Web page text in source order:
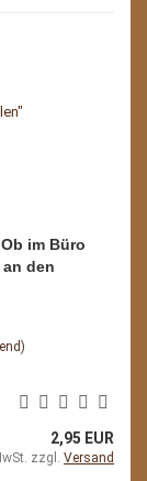
im Büro
den
2,95 EUR
zzgl. Versand